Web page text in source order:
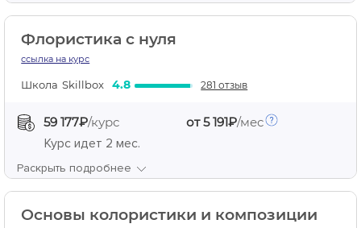
Флористика с нуля
ссылка на курс
Школа Skillbox 4.8 281 отзыв
59 177₽/курс от 5 191₽/мес
Курс идет 2 мес.
Раскрыть подробнее
Основы колористики и композиции